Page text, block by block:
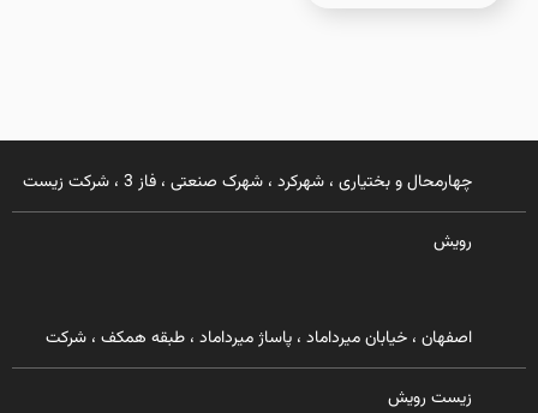
چهارمحال و بختیاری ، شهرکرد ، شهرک صنعتی ، فاز 3 ، شرکت زیست
رویش
اصفهان ، خیابان میرداماد ، پاساژ میرداماد ، طبقه همکف ، شرکت
زیست رویش